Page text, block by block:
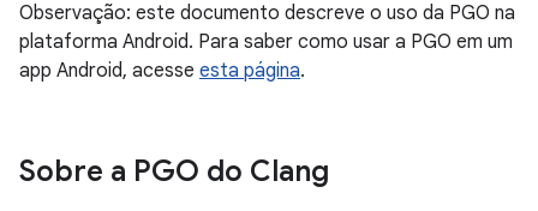
Observação: este documento descreve o uso da PGO na
plataforma Android. Para saber como usar a PGO em um
app Android, acesse esta página.
Sobre a PGO do Clang